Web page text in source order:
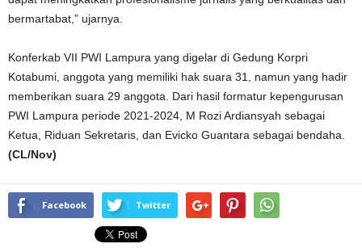
bermartabat,” ujarnya.
Konferkab VII PWI Lampura yang digelar di Gedung Korpri
Kotabumi, anggota yang memiliki hak suara 31, namun yang hadir
memberikan suara 29 anggota. Dari hasil formatur kepengurusan
PWI Lampura periode 2021-2024, M Rozi Ardiansyah sebagai
Ketua, Riduan Sekretaris, dan Evicko Guantara sebagai bendaha.
(CL/Nov)
Facebook Twitter